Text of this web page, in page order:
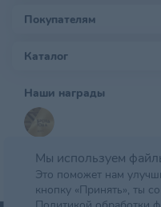
Покупателям
Каталог
Наши награды
Мы используем
Это поможет нам
кнопку «Принять», ты